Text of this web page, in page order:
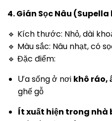
4. Gián Sọc Nâu
🔹 Kích thước: Nhỏ, dài
🔹 Màu sắc: Nâu nhạt, có
🔹 Đặc điểm:
Ưa sống ở nơi khô ráo,
ghế gỗ
Ít xuất hiện trong nhà